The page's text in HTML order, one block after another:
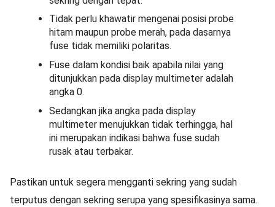
Tidak perlu khawatir mengenai posisi probe
hitam maupun probe merah, pada dasarnya
fuse tidak memiliki polaritas.
Fuse dalam kondisi baik apabila nilai yang
ditunjukkan pada display multimeter adalah
angka 0.
Sedangkan jika angka pada display
multimeter menujukkan tidak terhingga, hal
ini merupakan indikasi bahwa fuse sudah
rusak atau terbakar.
Pastikan untuk segera mengganti sekring yang sudah
terputus dengan sekring serupa yang spesifikasinya sama.